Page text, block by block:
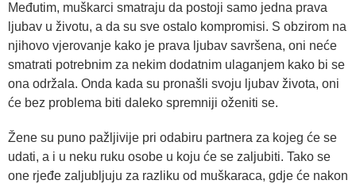
Međutim, muškarci smatraju da postoji samo jedna prava
ljubav u životu, a da su sve ostalo kompromisi. S obzirom na
njihovo vjerovanje kako je prava ljubav savršena, oni neće
smatrati potrebnim za nekim dodatnim ulaganjem kako bi se
ona održala. Onda kada su pronašli svoju ljubav života, oni
će bez problema biti daleko spremniji oženiti se.
Žene su puno pažljivije pri odabiru partnera za kojeg će se
udati, a i u neku ruku osobe u koju će se zaljubiti. Tako se
one rjeđe zaljubljuju za razliku od muškaraca, gdje će nakon